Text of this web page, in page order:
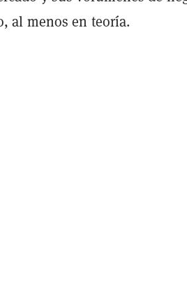
al menos en teoría.